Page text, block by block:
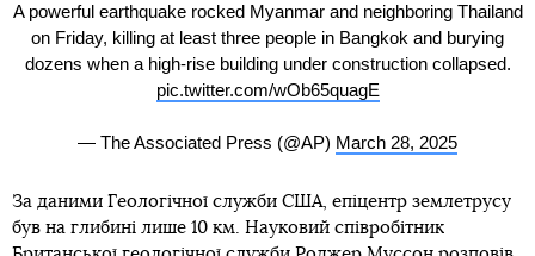
A powerful earthquake rocked Myanmar and neighboring Thailand
on Friday, killing at least three people in Bangkok and burying
dozens when a high-rise building under construction collapsed.
pic.twitter.com/wOb65quagE
— The Associated Press (@AP) March 28, 2025
За даними Геологічної служби США, епіцентр землетрусу
був на глибині лише 10 км. Науковий співробітник